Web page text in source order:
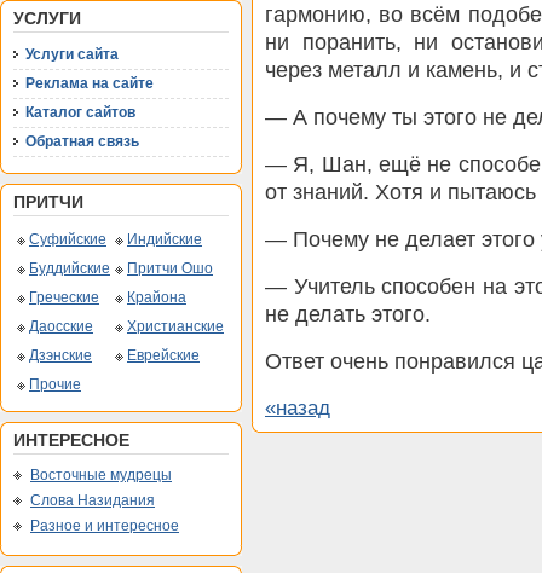
УСЛУГИ
Услуги сайта
Реклама на сайте
Каталог сайтов
Обратная связь
ПРИТЧИ
Суфийские
Индийские
Буддийские
Притчи Ошо
Греческие
Крайона
Даосские
Христианские
Дзэнские
Еврейские
Прочие
ИНТЕРЕСНОЕ
Восточные мудрецы
Слова Назидания
Разное и интересное
гармонию, во всём
ни поранить, ни
через металл и камень, и
— А почему ты этого не
— Я, Шан, ещё не способен
от знаний. Хотя и пытаюсь
— Почему не делает этого
— Учитель способен на
не делать этого.
Ответ очень понравился
«назад